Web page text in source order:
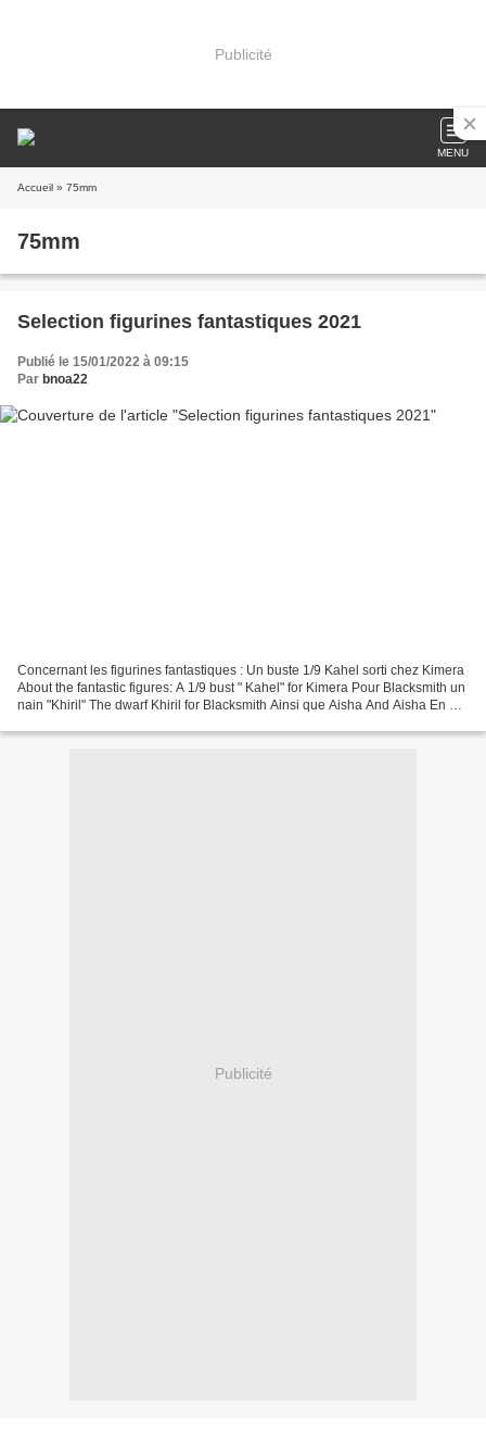
Publicité
MENU
Accueil » 75mm
75mm
Selection figurines fantastiques 2021
Publié le 15/01/2022 à 09:15
Par bnoa22
Concernant les figurines fantastiques : Un buste 1/9 Kahel sorti chez Kimera
About the fantastic figures: A 1/9 bust " Kahel" for Kimera Pour Blacksmith un
nain "Khiril" The dwarf Khiril for Blacksmith Ainsi que Aisha And Aisha En 75
Publicité